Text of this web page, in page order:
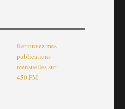
Retrouvez mes
publications
mensuelles sur
450.FM